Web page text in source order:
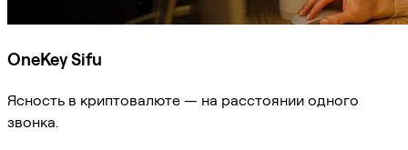
OneKey Sifu
Ясность в криптовалюте — на расстоянии одного
звонка.